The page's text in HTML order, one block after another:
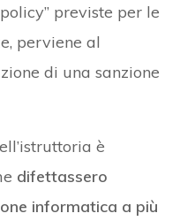
previste per le
perviene al
di una sanzione
è
difettassero
informatica a più